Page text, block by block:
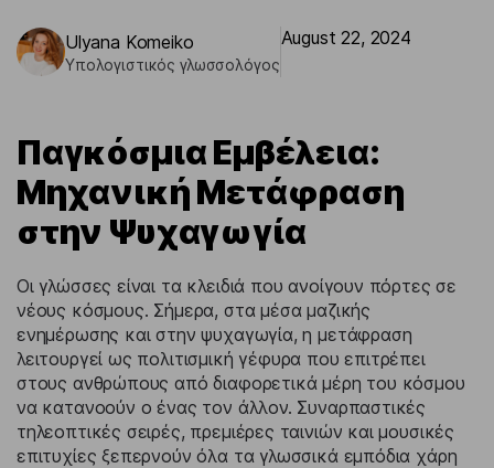
Ulyana Komeiko
Υπολογιστικός γλωσσολόγος
August 22, 2024
Παγκόσμια Εμβέλεια:
Μηχανική Μετάφραση
στην Ψυχαγωγία
Οι γλώσσες είναι τα κλειδιά που ανοίγουν πόρτες σε
νέους κόσμους. Σήμερα, στα μέσα μαζικής
ενημέρωσης και στην ψυχαγωγία, η μετάφραση
λειτουργεί ως πολιτισμική γέφυρα που επιτρέπει
στους ανθρώπους από διαφορετικά μέρη του κόσμου
να κατανοούν ο ένας τον άλλον. Συναρπαστικές
τηλεοπτικές σειρές, πρεμιέρες ταινιών και μουσικές
επιτυχίες ξεπερνούν όλα τα γλωσσικά εμπόδια χάρη